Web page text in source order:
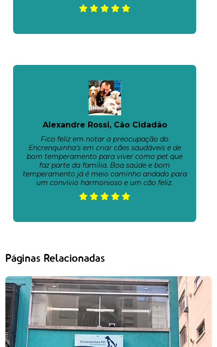
Alexandre Rossi, Cão Cidadão
Fico feliz em notar a preocupação do
Encrenquinha’s em criar cães saudáveis e de
bom temperamento para viver como pet que
faz parte da família. Boa saúde e bom
temperamento já é meio caminho andado para
um convívio harmonioso e um cão feliz.
Páginas Relacionadas